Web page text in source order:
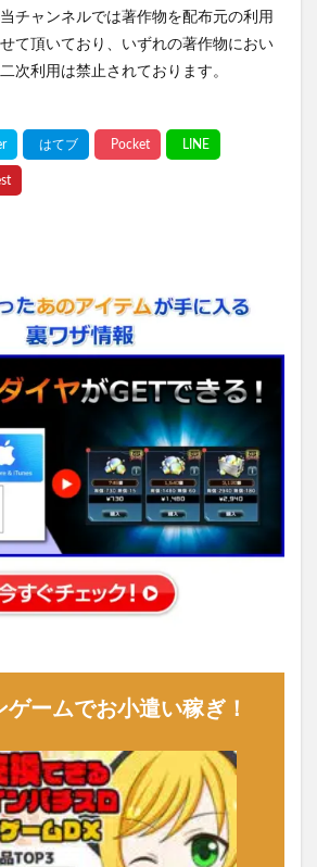
チャンネルでは著作物を配布元の利用
て頂いており、いずれの著作物におい
次利用は禁止されております。
ゲームでお小遣い稼ぎ！